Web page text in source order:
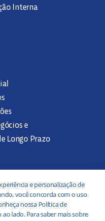
Interna
e
Longo Prazo
e personalização de
você concorda com o uso
nossa Política de
lado. Para saber mais sobre